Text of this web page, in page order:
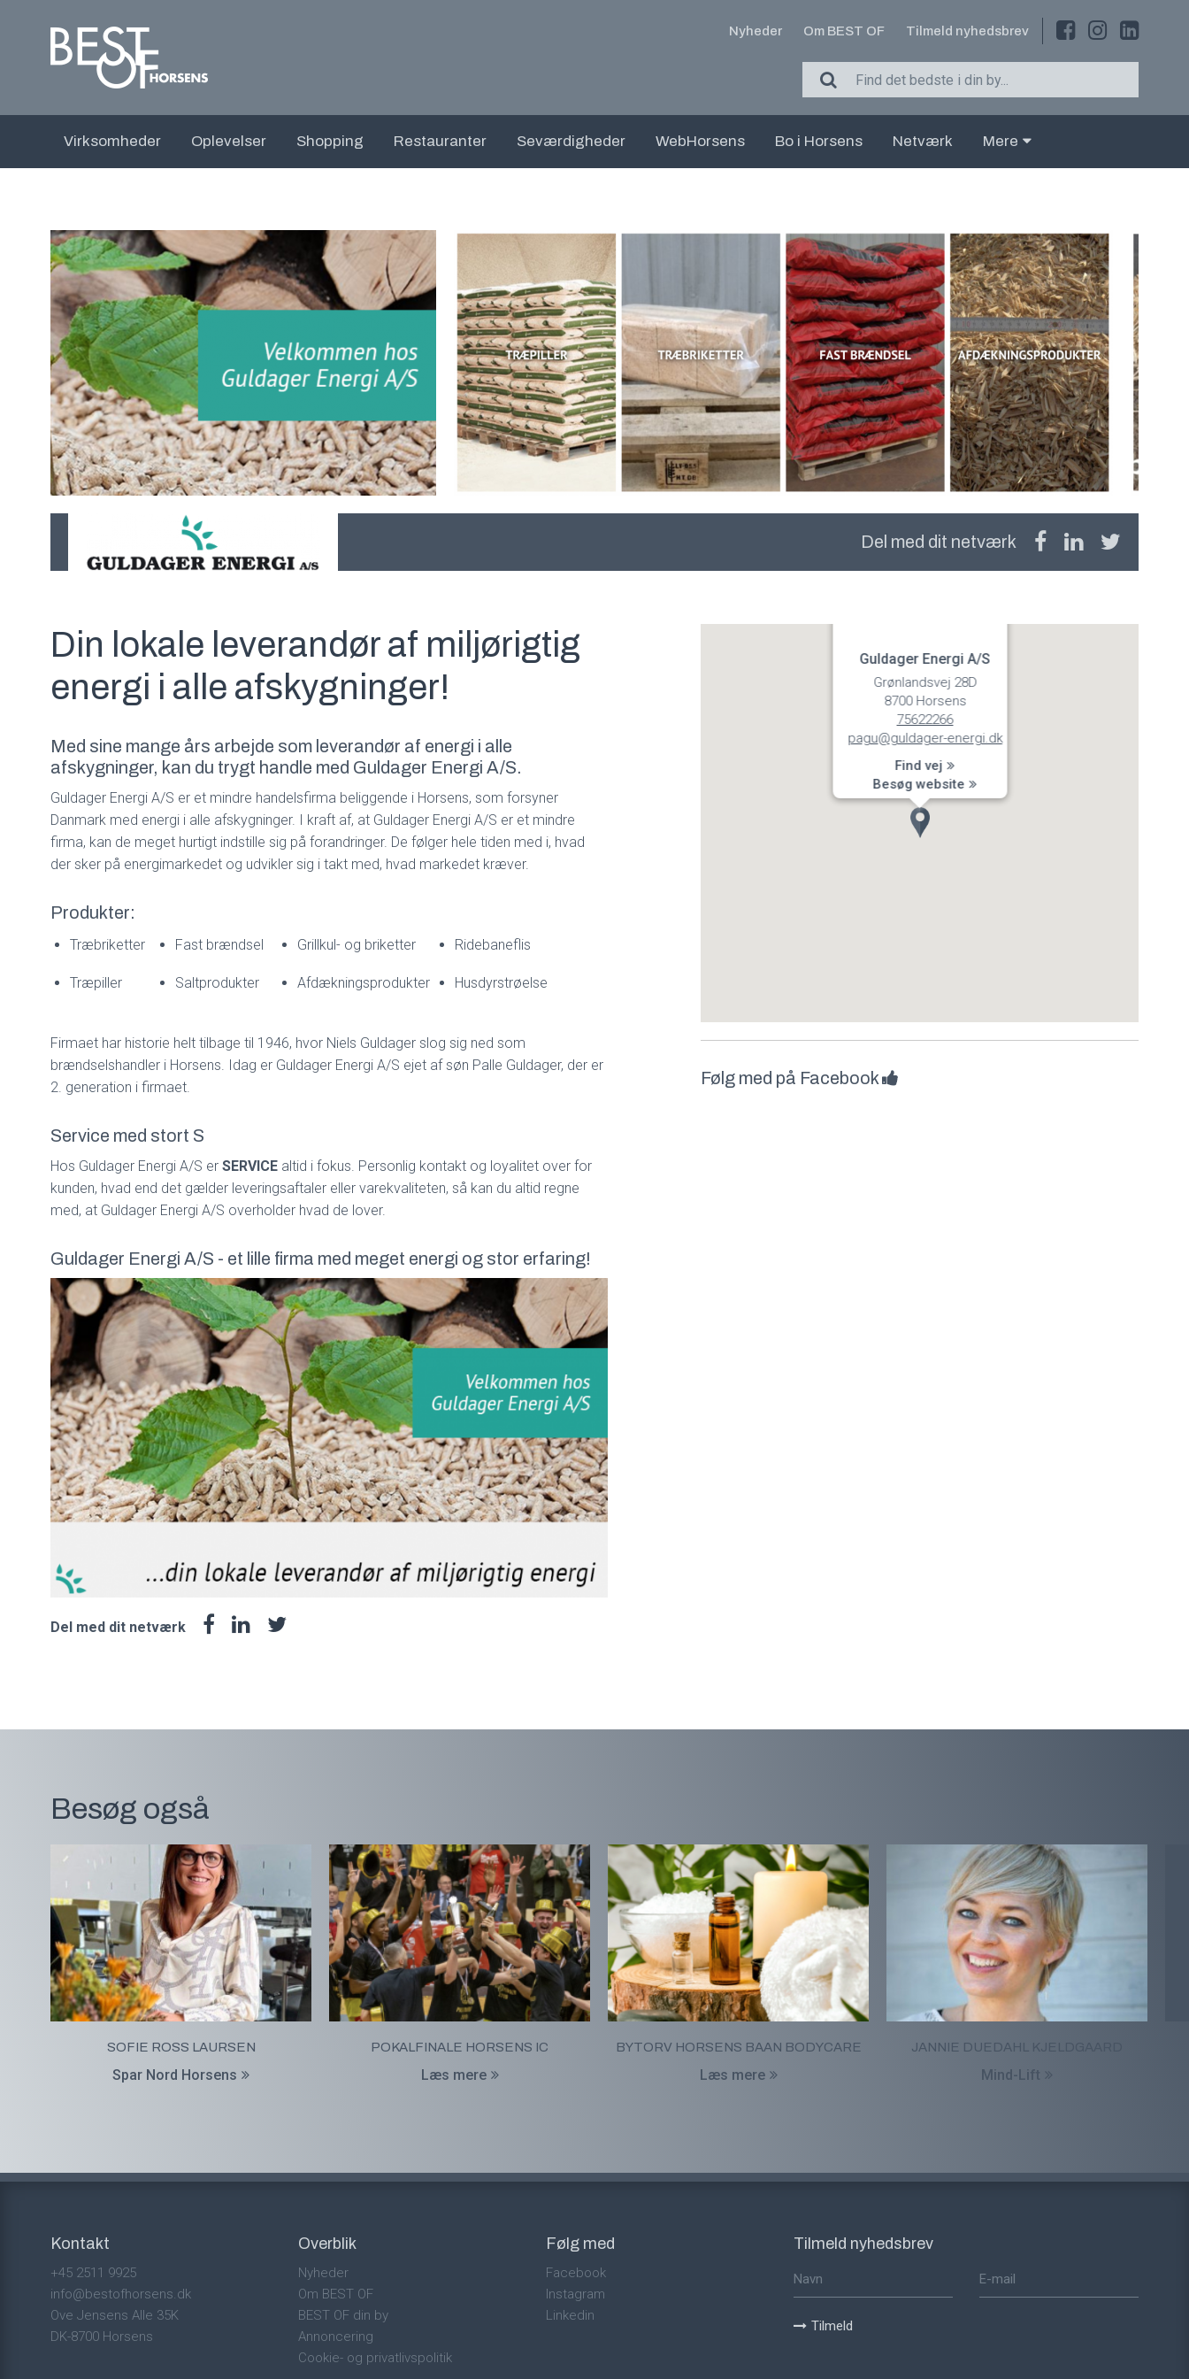
Nyheder Om BEST OF Tilmeld nyhedsbrev
Virksomheder Oplevelser Shopping Restauranter Seværdigheder WebHorsens Bo i Horsens Netværk Mere
Del med dit netværk
Din lokale leverandør af miljørigtig
energi i alle afskygninger!
Med sine mange års arbejde som leverandør af energi i alle
afskygninger, kan du trygt handle med Guldager Energi A/S.
Guldager Energi A/S er et mindre handelsfirma beliggende i Horsens, som forsyner
Danmark med energi i alle afskygninger. I kraft af, at Guldager Energi A/S er et mindre
firma, kan de meget hurtigt indstille sig på forandringer. De følger hele tiden med i, hvad
der sker på energimarkedet og udvikler sig i takt med, hvad markedet kræver.
Produkter:
Træbriketter Fast brændsel Grillkul- og briketter Ridebaneflis
Træpiller Saltprodukter Afdækningsprodukter Husdyrstrøelse
Firmaet har historie helt tilbage til 1946, hvor Niels Guldager slog sig ned som
brændselshandler i Horsens. Idag er Guldager Energi A/S ejet af søn Palle Guldager, der er
2. generation i firmaet.
Service med stort S
Hos Guldager Energi A/S er SERVICE altid i fokus. Personlig kontakt og loyalitet over for
kunden, hvad end det gælder leveringsaftaler eller varekvaliteten, så kan du altid regne
med, at Guldager Energi A/S overholder hvad de lover.
Guldager Energi A/S - et lille firma med meget energi og stor erfaring!
Del med dit netværk
Guldager Energi A/S
Grønlandsvej 28D
8700 Horsens
75622266
pagu@guldager-energi.dk
Find vej
Besøg website
Følg med på Facebook
Besøg også
SOFIE ROSS LAURSEN
Spar Nord Horsens
POKALFINALE HORSENS IC
Læs mere
BYTORV HORSENS BAAN BODYCARE
Læs mere
JANNIE DUEDAHL KJELDGAARD
Mind-Lift
Kontakt
+45 2511 9925
info@bestofhorsens.dk
Ove Jensens Alle 35K
DK-8700 Horsens
Overblik
Nyheder
Om BEST OF
BEST OF din by
Annoncering
Cookie- og privatlivspolitik
Følg med
Facebook
Instagram
Linkedin
Tilmeld nyhedsbrev
Tilmeld